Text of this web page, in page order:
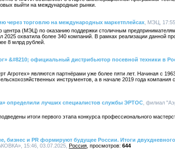
выйти на международные рынки.
через торговлю на международных маркетплейсах , МЭЦ,
центра (МЭЦ) по оказанию поддержки столичным
2025 охватила более 340 компаний. В рамках реализации данной
8 млрд рублей.
&#8210; официальный дистрибьютор посевной техники в
Агротех» являются партнёрами уже более пяти лет. Начиная с
инструментов, а в начале 2019 года
определили лучших специалистов службы ЭРТОС , филиал
итоги первого этапа конкурса профессионального
бизнес и PR формируют будущее России. Итоги
15:46, 03.07.2025, Россия
644